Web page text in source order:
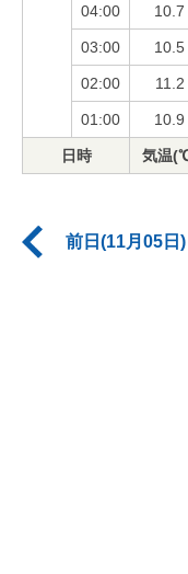
04:00 10.7
03:00 10.5
02:00 11.2
01:00 10.9
日時 気温
前日(11月05日)